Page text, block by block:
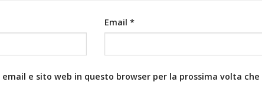
Email *
email e sito web in questo browser per la prossima volta che